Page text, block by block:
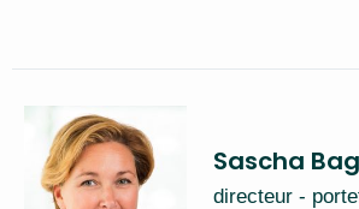
Sascha
directeur -